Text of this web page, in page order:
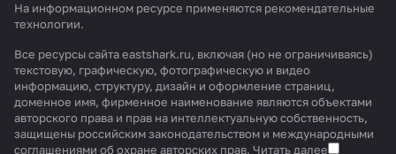
На информационном ресурсе применяются рекомендательные
технологии.
Все ресурсы сайта eastshark.ru, включая (но не ограничиваясь)
текстовую, графическую, фотографическую и видео
информацию, структуру, дизайн и оформление страниц,
доменное имя, фирменное наименование являются объектами
авторского права и прав на интеллектуальную собственность,
защищены российским законодательством и международными
соглашениями об охране авторских прав. Читать далее